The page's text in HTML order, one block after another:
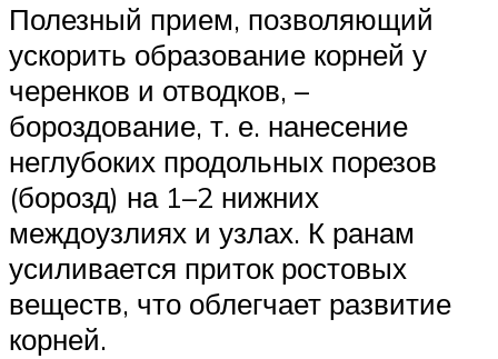
Полезный прием, позволяющий
ускорить образование корней у
черенков и отводков, –
бороздование, т. е. нанесение
неглубоких продольных порезов
(борозд) на 1–2 нижних
междоузлиях и узлах. К ранам
усиливается приток ростовых
веществ, что облегчает развитие
корней.